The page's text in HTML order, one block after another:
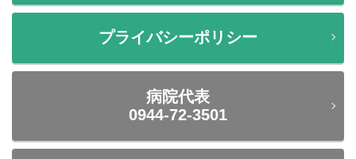
プライバシーポリシー
病院代表
0944-72-3501